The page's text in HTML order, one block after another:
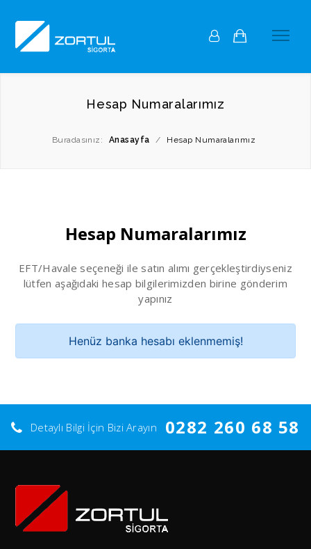
Hesap Numaralarımız
Buradasınız: Anasayfa / Hesap Numaralarımız
Hesap Numaralarımız
EFT/Havale seçeneği ile satın alımı gerçekleştirdiyseniz
lütfen aşağıdaki hesap bilgilerimizden birine gönderim
yapınız
Henüz banka hesabı eklenmemiş!
Detaylı Bilgi İçin Bizi Arayın 0282 260 68 58